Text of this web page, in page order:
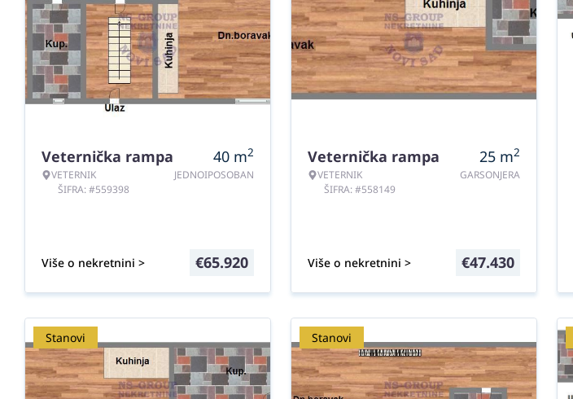
Veternička rampa
VETERNIK
ŠIFRA: #559398
40 m2
JEDNOIPOSOBAN
Više o nekretnini > €65.920
Veternička rampa
VETERNIK
ŠIFRA: #558149
25 m2
GARSONJERA
Više o nekretnini > €47.430
Stanovi Stanovi